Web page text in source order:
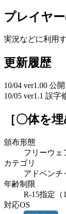
プレイヤ
実況などに利用
更新履歴
10/04 ver1.00 公開
10/05 ver1.1 誤字
［〇体を埋
頒布形態
フリーウェ
カテゴリ
アドベンチ
年齢制限
R-15指定（
対応OS